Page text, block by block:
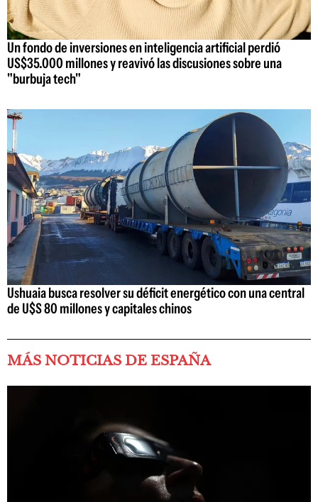
Un fondo de inversiones en inteligencia artificial perdió
US$35.000 millones y reavivó las discusiones sobre una
"burbuja tech"
Ushuaia busca resolver su déficit energético con una central
de U$S 80 millones y capitales chinos
MÁS NOTICIAS DE ESPAÑA